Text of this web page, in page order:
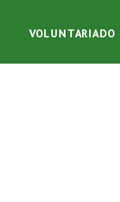
VOLUNTARIADO